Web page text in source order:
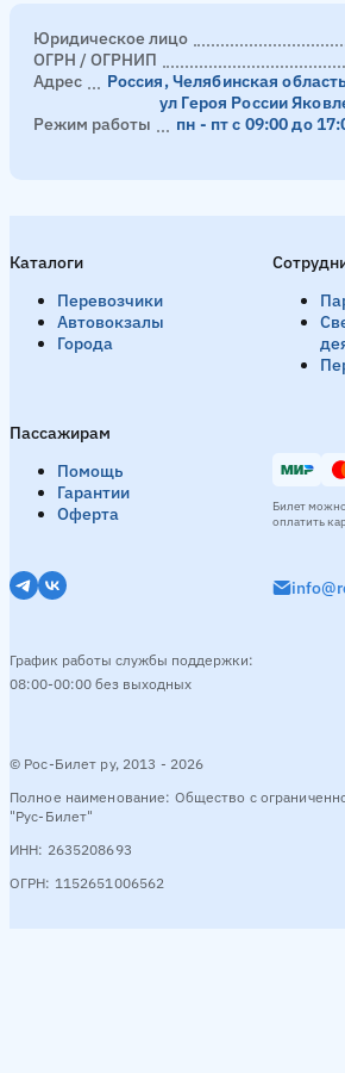
Юридическое лицо
ОГРН / ОГРНИП
Адрес
Россия, Челябинская
ул Героя России
Режим работы
пн - пт с 09:00 до
Каталоги
Перевозчики
Автовокзалы
Города
Пассажирам
Помощь
Гарантии
Оферта
© Рос-Билет ру, 2013 - 2026
Полное наименование: Общество с
"Рус-Билет"
ИНН: 2635208693
ОГРН: 1152651006562
График работы службы поддержки:
08:00-00:00 без выходных
Билет
оплатить